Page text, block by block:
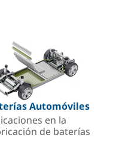
Automóviles
en la
de baterías